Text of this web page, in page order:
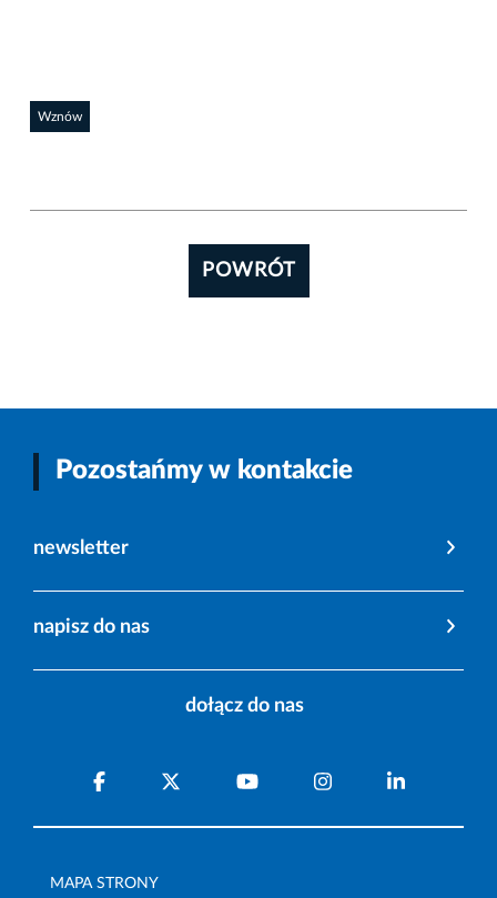
Wznów
POWRÓT
Pozostańmy w kontakcie
newsletter
napisz do nas
dołącz do nas
MAPA STRONY